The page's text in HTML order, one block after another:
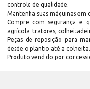
controle de qualidade.
Mantenha suas máquinas em
Compre com segurança e
agrícola, tratores,
Peças de reposição para
desde o plantio até a colheita.
Produto vendido por